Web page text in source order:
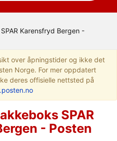
Karensfryd Bergen -
over åpningstider og ikke det
Norge. For mer oppdatert
deres offisielle nettsted på
SPAR
- Posten